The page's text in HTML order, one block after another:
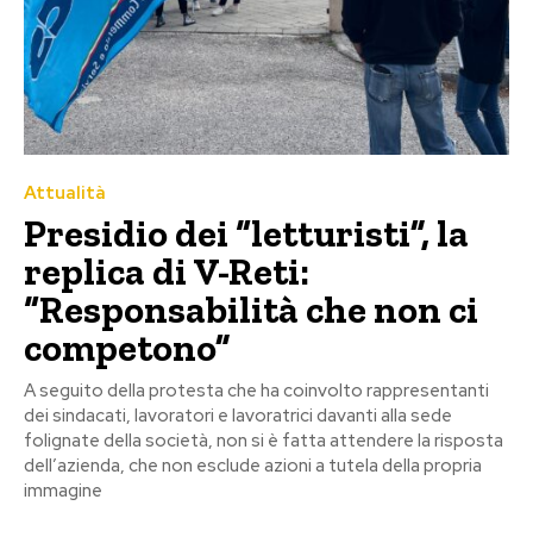
Attualità
Presidio dei “letturisti”, la
replica di V-Reti:
“Responsabilità che non ci
competono”
A seguito della protesta che ha coinvolto rappresentanti
dei sindacati, lavoratori e lavoratrici davanti alla sede
folignate della società, non si è fatta attendere la risposta
dell’azienda, che non esclude azioni a tutela della propria
immagine